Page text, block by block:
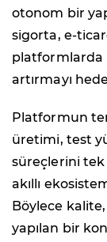
otonom bir
sigorta, e-
platformlarda
artırmayı
Platformun
üretimi, test
süreçlerini
akıllı
Böylece
yapılan bir